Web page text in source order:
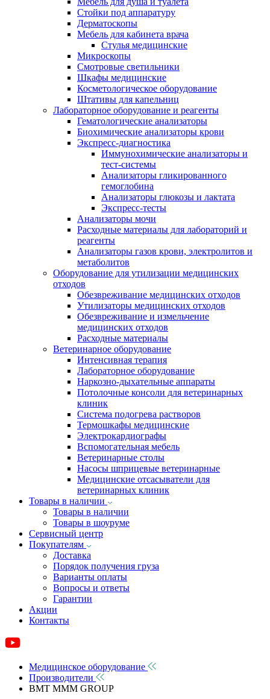
Стойки под аппаратуру
Дерматоскопы
Мебель для кабинета врача
Стулья медицинские
Микроскопы
Смотровые светильники
Шкафы медицинские
Косметологическое оборудование
Штативы для капельниц
Лабораторное оборудование и реагенты
Гематологические анализаторы
Биохимические анализаторы крови
Экспресс-диагностика
Иммунохимические анализаторы и
тест-системы
Анализаторы гликированного
гемоглобина
Анализаторы глюкозы и лактата
Экспресс-тесты
Анализаторы мочи
Расходные материалы для лабораторий и
реагенты
Анализаторы газов крови, электролитов и
метаболитов
Оборудование для утилизации медицинских
отходов
Обезвреживание медицинских отходов
Утилизаторы медицинских отходов
Обезвреживание и измельчение
медицинских отходов
Расходные материалы
Ветеринарное оборудование
Интенсивная терапия
Лабораторное оборудование
Наркозно-дыхательные аппараты
Потолочные консоли для ветеринарных
клиник
Система подогрева растворов
Термошкафы медицинские
Электрокардиографы
Вспомогательная мебель
Ветеринарные столы
Насосы шприцевые ветеринарные
Медицинские отсасыватели для
ветеринарных клиник
Товары в наличии
Товары в наличии
Товары в шоуруме
Сервисный центр
Покупателям
Доставка
Порядок получения груза
Варианты оплаты
Вопросы и ответы
Гарантии
Акции
Контакты
Медицинское оборудование
Производители
BMT MMM GROUP